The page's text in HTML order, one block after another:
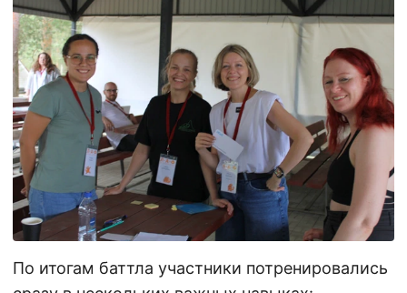
По итогам баттла участники потренировались